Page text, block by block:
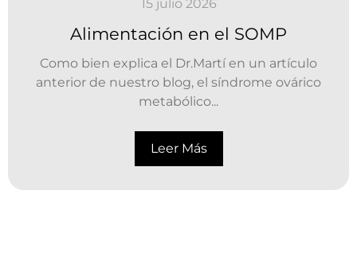
15 julio 2026
Alimentación en el SOMP
Como bien explica el Dr.Martí en un artículo
anterior de nuestro blog, el síndrome ovárico
metabólico...
Leer Más